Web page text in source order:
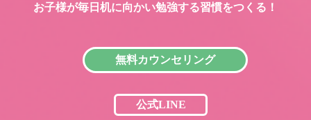
お子様が毎日机に向かい勉強する習慣をつくる！
無料カウンセリング
公式LINE